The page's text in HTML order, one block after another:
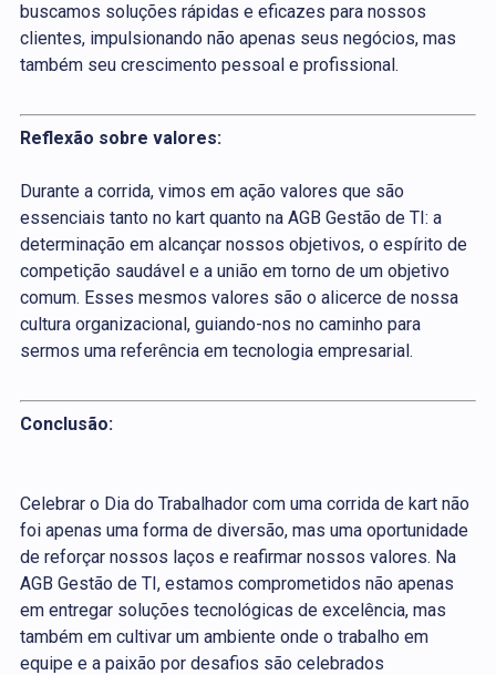
buscamos soluções rápidas e eficazes para nossos
clientes, impulsionando não apenas seus negócios, mas
também seu crescimento pessoal e profissional.
Reflexão sobre valores:
Durante a corrida, vimos em ação valores que são
essenciais tanto no kart quanto na AGB Gestão de TI: a
determinação em alcançar nossos objetivos, o espírito de
competição saudável e a união em torno de um objetivo
comum. Esses mesmos valores são o alicerce de nossa
cultura organizacional, guiando-nos no caminho para
sermos uma referência em tecnologia empresarial.
Conclusão:
Celebrar o Dia do Trabalhador com uma corrida de kart não
foi apenas uma forma de diversão, mas uma oportunidade
de reforçar nossos laços e reafirmar nossos valores. Na
AGB Gestão de TI, estamos comprometidos não apenas
em entregar soluções tecnológicas de excelência, mas
também em cultivar um ambiente onde o trabalho em
equipe e a paixão por desafios são celebrados